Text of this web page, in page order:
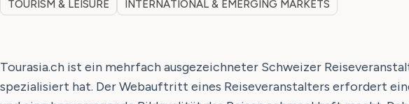
TOURISM & LEISURE INTERNATIONAL & EMERGING MARKETS
Tourasia.ch ist ein mehrfach ausgezeichneter Schweizer
spezialisiert hat. Der Webauftritt eines Reiseveranstalters erfordert